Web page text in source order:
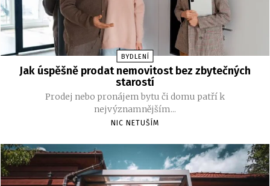
BYDLENÍ
Jak úspěšně prodat nemovitost bez zbytečných
starostí
Prodej nebo pronájem bytu či domu patří k
nejvýznamnějším...
NIC NETUŠÍM